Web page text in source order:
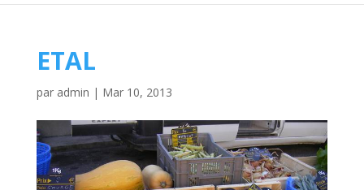
ETAL
par admin | Mar 10, 2013